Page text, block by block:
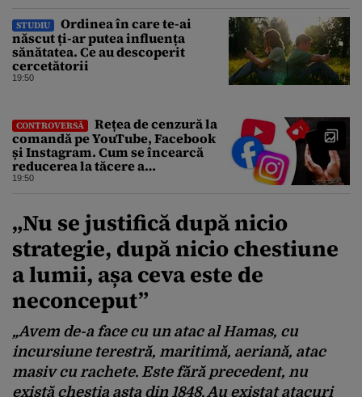
STUDIU
Ordinea în care te-ai
născut ți-ar putea influența
sănătatea. Ce au descoperit
cercetătorii
19:50
CONTROVERSĂ
Rețea de cenzură la
comandă pe YouTube, Facebook
și Instagram. Cum se încearcă
reducerea la tăcere a
investigațiilor de presă de pe
19:50
„Nu se justifică după nicio
strategie, după nicio chestiune
a lumii, așa ceva este de
neconceput”
„Avem de-a face cu un atac al Hamas, cu
incursiune terestră, maritimă, aeriană, atac
masiv cu rachete. Este fără precedent, nu
există chestia asta din 1848. Au existat atacuri